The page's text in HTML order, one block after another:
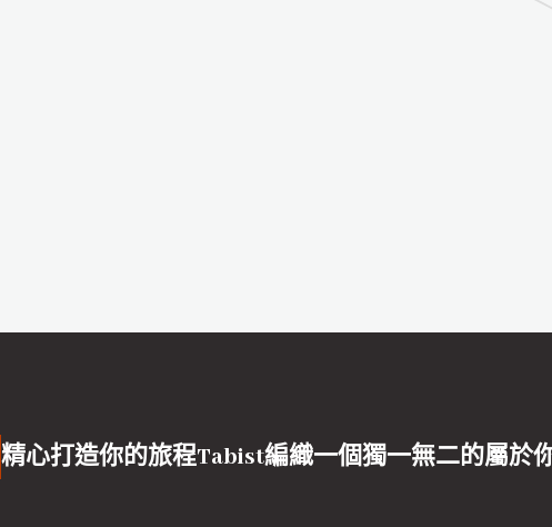
精心打造你的旅程Tabist編織一個獨一無二的屬於